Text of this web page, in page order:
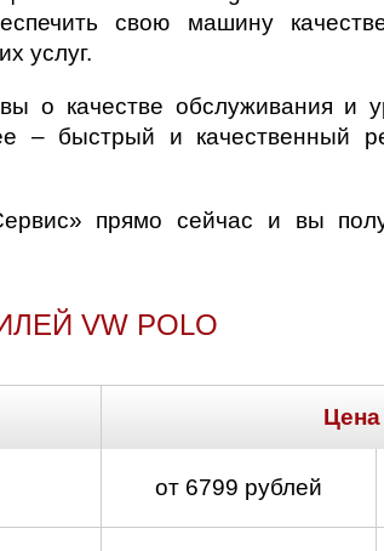
свою машину
услуг.
о качестве обслуживания и
– быстрый и качественный
прямо сейчас и вы
VW POLO
Цена
от 6799 рублей